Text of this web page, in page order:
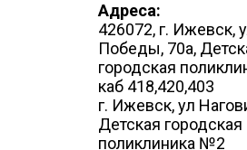
Адреса:
426072, г. Ижевск,
Победы, 70а,
городская
каб 418,420,403
г. Ижевск, ул
Детская городская
поликлиника №2